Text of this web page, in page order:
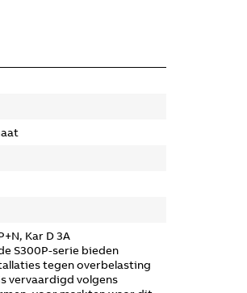
Kar D 3A
S300P-serie bieden
tegen overbelasting
vervaardigd volgens